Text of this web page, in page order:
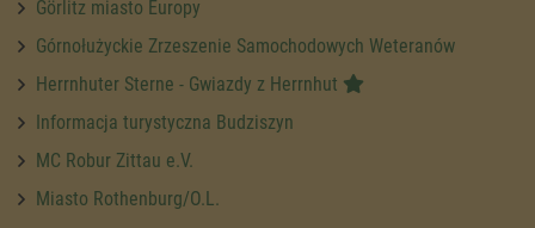
Görlitz miasto Europy
Górnołużyckie Zrzeszenie Samochodowych Weteranów
Herrnhuter Sterne - Gwiazdy z Herrnhut
Informacja turystyczna Budziszyn
MC Robur Zittau e.V.
Miasto Rothenburg/O.L.